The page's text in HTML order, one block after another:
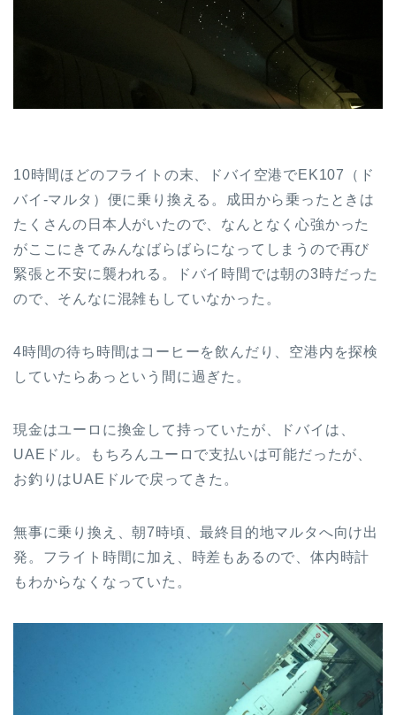
10時間ほどのフライトの末、ドバイ空港でEK107（ド
バイ-マルタ）便に乗り換える。成田から乗ったときは
たくさんの日本人がいたので、なんとなく心強かった
がここにきてみんなばらばらになってしまうので再び
緊張と不安に襲われる。ドバイ時間では朝の3時だった
ので、そんなに混雑もしていなかった。
4時間の待ち時間はコーヒーを飲んだり、空港内を探検
していたらあっという間に過ぎた。
現金はユーロに換金して持っていたが、ドバイは、
UAEドル。もちろんユーロで支払いは可能だったが、
お釣りはUAEドルで戻ってきた。
無事に乗り換え、朝7時頃、最終目的地マルタへ向け出
発。フライト時間に加え、時差もあるので、体内時計
もわからなくなっていた。